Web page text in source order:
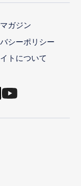
ガジン
シーポリシー
トについて